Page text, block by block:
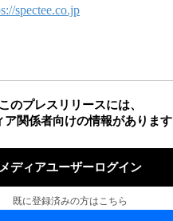
spectee.co.jp
このプレスリリースには、
ア関係者向けの情報があります
メディアユーザーログイン
既に登録済みの方はこちら